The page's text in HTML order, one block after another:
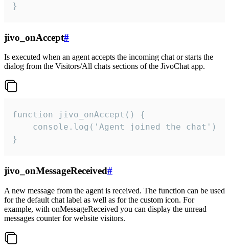
}
jivo_onAccept#
Is executed when an agent accepts the incoming chat or starts the
dialog from the Visitors/All chats sections of the JivoChat app.
function jivo_onAccept() {
}
jivo_onMessageReceived#
A new message from the agent is received. The function can be used
for the default chat label as well as for the custom icon. For
example, with onMessageReceived you can display the unread
messages counter for website visitors.